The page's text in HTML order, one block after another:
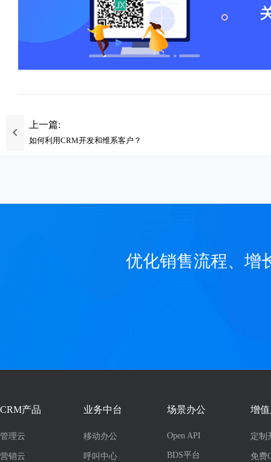
上一篇:
如何利用CRM开发和维系客户？
优化销售流程、增
CRM产品
管理云
营销云
业务中台
移动办公
呼叫中心
场景办公
Open API
BDS平台
增
定制
免费